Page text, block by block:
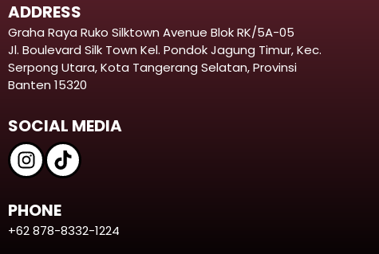
ADDRESS
Graha Raya Ruko Silktown Avenue Blok RK/5A-05
Jl. Boulevard Silk Town Kel. Pondok Jagung Timur, Kec.
Serpong Utara, Kota Tangerang Selatan, Provinsi
Banten 15320
SOCIAL MEDIA
PHONE
+62 878-8332-1224